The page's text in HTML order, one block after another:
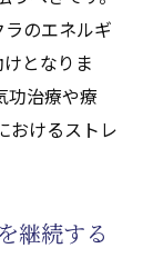
のエネルギ
となりま
功治療や療
おけるストレ
継続する